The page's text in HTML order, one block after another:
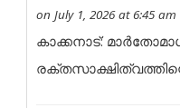
on July 1, 2026 at 6:45 am
കാക്കനാട്: